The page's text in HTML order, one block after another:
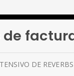
de
DE